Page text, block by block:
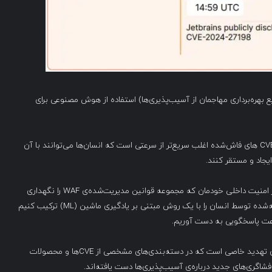
بهره‌برداری مهاجمان از آسیب‌پذیری‌ها) استفاده از هوش مصنوعی برای
توضیح می دهد: سرعت بهره‌برداری از CVE‌ های فاش‌شده اغلب سریع‌تر از سرعتی است که انسان‌ها می‌توانند با آن
همچنین Cloudflare عنوان کرد: این موضوع به تیم تحلیل‌گر امنیت داخلی خودمان که مجموعه قوانین مدیریت‌شده‌ی WAF را نگهداری
می‌کند نیز مربوط می‌شود و باعث شده که ما امضاهای نوشته‌شده توسط انسان را با یک روش مبتنی بر یادگیری ماشین (ML) ترکیب کنیم
پاسخگویی به دست آوریم.
کلودفلر می‌گوید این موضوع تا حدی نتیجه‌ی فعالیت بازیگران تهدید خاصی است که در دسته‌بندی‌های مشخصی از CVEها و محصولات
جدید درباره‌ی آسیب‌پذیری‌ها دست یافته‌اند.